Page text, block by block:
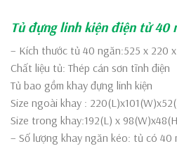
Tủ đựng linh kiện điện tử 40
– Kích thước tủ 40 ngăn:525 x 220
Chất liệu tủ: Thép cán sơn tĩnh điện
Tủ bao gồm khay đựng linh kiện
Size ngoài khay :
Size trong khay:192(L) x
– Số lượng khay ngăn kéo: tủ có 40